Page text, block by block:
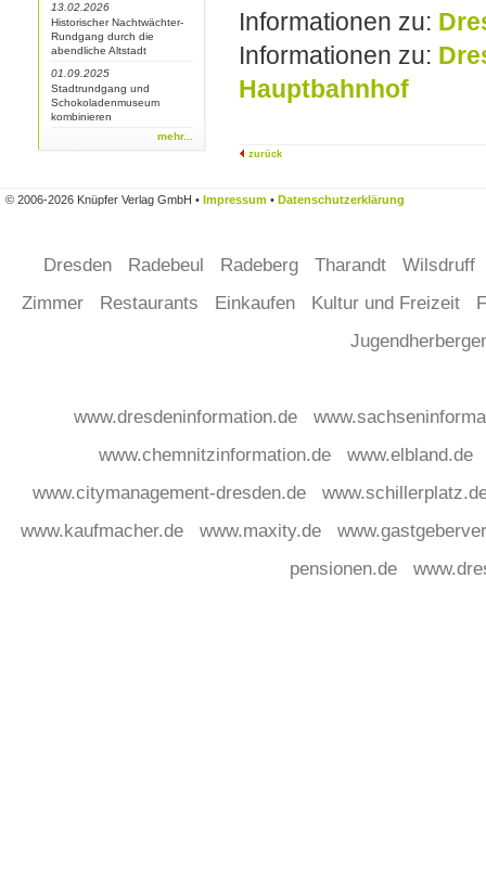
13.02.2026
Historischer Nachtwächter-
Rundgang durch die
abendliche Altstadt
01.09.2025
Stadtrundgang und
Schokoladenmuseum
kombinieren
mehr...
Informationen zu:
Informationen zu:
Hauptbahnhof
zurück
© 2006-2026 Knüpfer Verlag GmbH • Impressum • Datenschutzerklärung
Dresden Radebeul Radeberg Tharandt
Wilsdruff
Zimmer
Restaurants Einkaufen Kultur und Freizeit
www.dresdeninformation.de
www.chemnitzinformation.de
www.elbland.de
www.citymanagement-dresden.de
www.kaufmacher.de
www.maxity.de
pensionen.de